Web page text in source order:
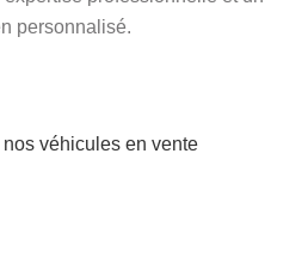
personnalisé.
véhicules en vente